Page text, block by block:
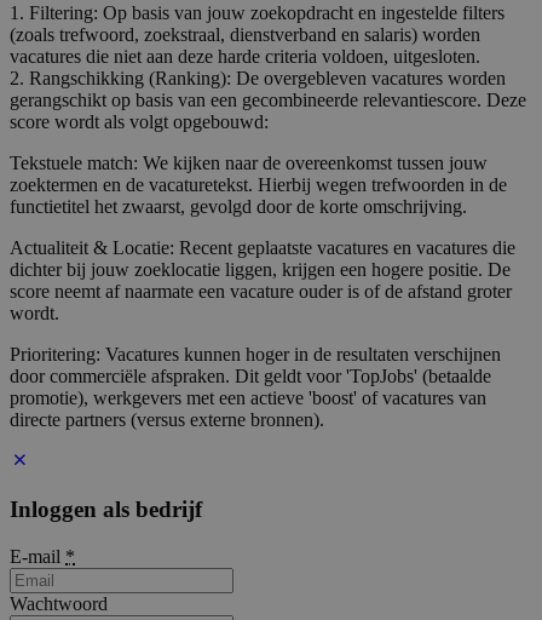
1. Filtering: Op basis van jouw zoekopdracht en ingestelde filters
(zoals trefwoord, zoekstraal, dienstverband en salaris) worden
vacatures die niet aan deze harde criteria voldoen, uitgesloten.
2. Rangschikking (Ranking): De overgebleven vacatures worden
gerangschikt op basis van een gecombineerde relevantiescore. Deze
score wordt als volgt opgebouwd:
Tekstuele match: We kijken naar de overeenkomst tussen jouw
zoektermen en de vacaturetekst. Hierbij wegen trefwoorden in de
functietitel het zwaarst, gevolgd door de korte omschrijving.
Actualiteit & Locatie: Recent geplaatste vacatures en vacatures die
dichter bij jouw zoeklocatie liggen, krijgen een hogere positie. De
score neemt af naarmate een vacature ouder is of de afstand groter
wordt.
Prioritering: Vacatures kunnen hoger in de resultaten verschijnen
door commerciële afspraken. Dit geldt voor 'TopJobs' (betaalde
promotie), werkgevers met een actieve 'boost' of vacatures van
directe partners (versus externe bronnen).
Inloggen als bedrijf
E-mail *
Wachtwoord